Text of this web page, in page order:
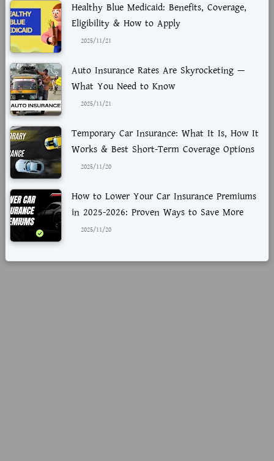
Healthy Blue Medicaid: Benefits, Coverage,
Eligibility & How to Apply
2025/11/21
Auto Insurance Rates Are Skyrocketing —
What You Need to Know
2025/11/21
Temporary Car Insurance: What It Is, How It
Works & Best Short-Term Coverage Options
2025/11/20
How to Lower Your Car Insurance Premiums
in 2025-2026: Proven Ways to Save More
2025/11/20